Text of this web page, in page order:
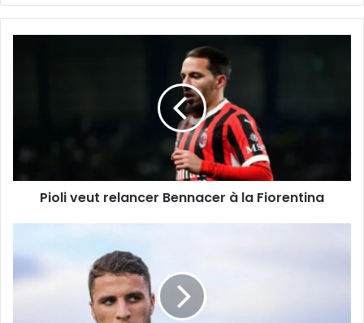
Pioli veut relancer Bennacer à la Fiorentina
Yacine